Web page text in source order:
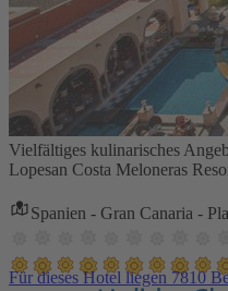
Vielfältiges kulinarisches
Lopesan Costa Meloneras
Spanien - Gran Canaria -
Für dieses Hotel liegen 7810